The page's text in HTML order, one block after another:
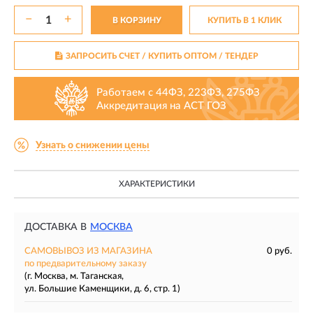
− + В КОРЗИНУ КУПИТЬ В 1 КЛИК
ЗАПРОСИТЬ СЧЕТ / КУПИТЬ ОПТОМ/ ТЕНДЕР
Работаем с 44ФЗ, 223ФЗ, 275ФЗ
Аккредитация на АСТ ГОЗ
Узнать о снижении цены
ХАРАКТЕРИСТИКИ
ДОСТАВКА В МОСКВА
САМОВЫВОЗ ИЗ МАГАЗИНА
0 руб.
по предварительному заказу
(г. Москва, м. Таганская,
ул. Большие Каменщики, д. 6, стр. 1)